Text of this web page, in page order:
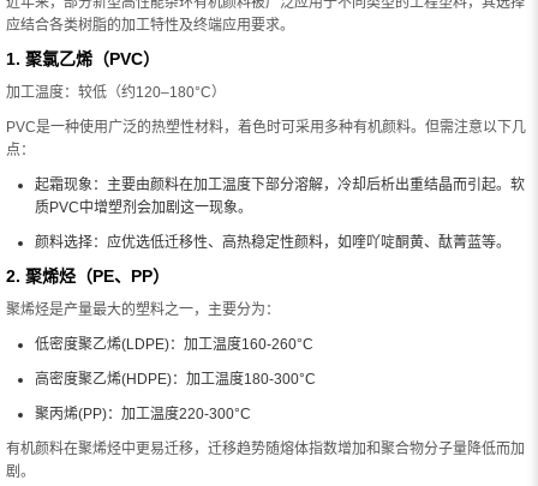
应结合各类树脂的加工特性及终端应用要求。
1. 聚氯乙烯（PVC）
加工温度：较低（约120–180°C）
PVC是一种使用广泛的热塑性材料，着色时可采用多种有机颜料。但需注意以下几
点：
起霜现象：主要由颜料在加工温度下部分溶解，冷却后析出重结晶而引起。软
质PVC中增塑剂会加剧这一现象。
颜料选择：应优选低迁移性、高热稳定性颜料，如喹吖啶酮黄、酞菁蓝等。
2. 聚烯烃（PE、PP）
聚烯烃是产量最大的塑料之一，主要分为：
低密度聚乙烯(LDPE)：加工温度160-260°C
高密度聚乙烯(HDPE)：加工温度180-300°C
聚丙烯(PP)：加工温度220-300°C
有机颜料在聚烯烃中更易迁移，迁移趋势随熔体指数增加和聚合物分子量降低而加
剧。